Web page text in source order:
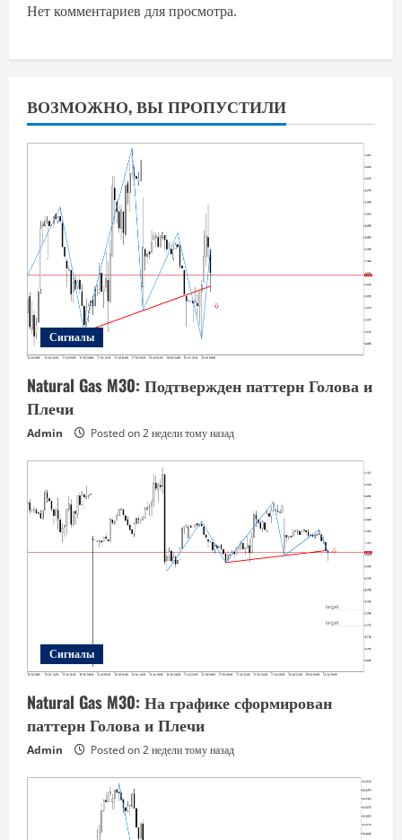
Нет комментариев для просмотра.
ВОЗМОЖНО, ВЫ ПРОПУСТИЛИ
Сигналы
Natural Gas M30: Подтвержден паттерн Голова и
Плечи
Admin Posted on 2 недели тому назад
Сигналы
Natural Gas M30: На графике сформирован
паттерн Голова и Плечи
Admin Posted on 2 недели тому назад